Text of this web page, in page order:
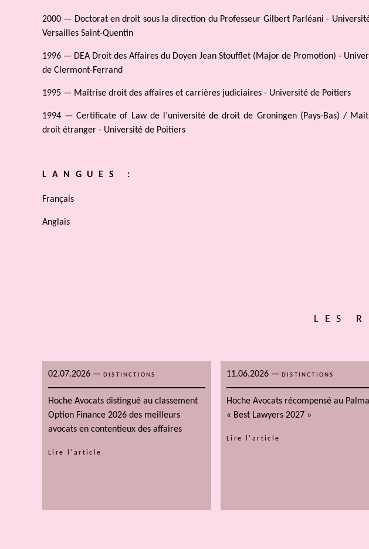
2000 — Doctorat en droit sous la direction du Professeur Gilbert Parléani -
Versailles Saint-Quentin
1996 — DEA Droit des Affaires du Doyen Jean Stoufflet (Major de Promotion) -
de Clermont-Ferrand
1995 — Maîtrise droit des affaires et carrières judiciaires - Université de Poitiers
1994 — Certificate of Law de l’université de droit de Groningen (Pays-Bas) /
droit étranger - Université de Poitiers
LANGUES :
Français
Anglais
LES
02.07.2026 — DISTINCTIONS
Hoche Avocats distingué au classement
Option Finance 2026 des meilleurs
avocats en contentieux des affaires
Lire l'article
11.06.2026 — DISTINCTIONS
Hoche Avocats récompensé au
« Best Lawyers 2027 »
Lire l'article